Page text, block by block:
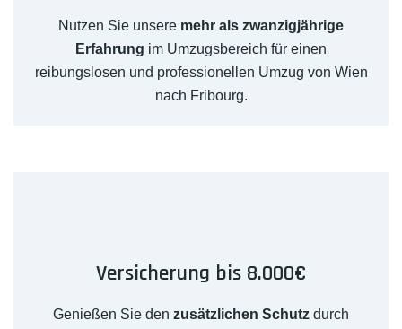
Nutzen Sie unsere mehr als zwanzigjährige
Erfahrung im Umzugsbereich für einen
reibungslosen und professionellen Umzug von Wien
nach Fribourg.
Versicherung bis 8.000€
Genießen Sie den zusätzlichen Schutz durch